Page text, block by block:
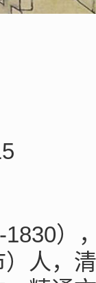
）
人，